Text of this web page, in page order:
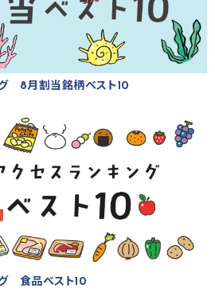
8月割当銘柄ベスト10
食品ベスト10